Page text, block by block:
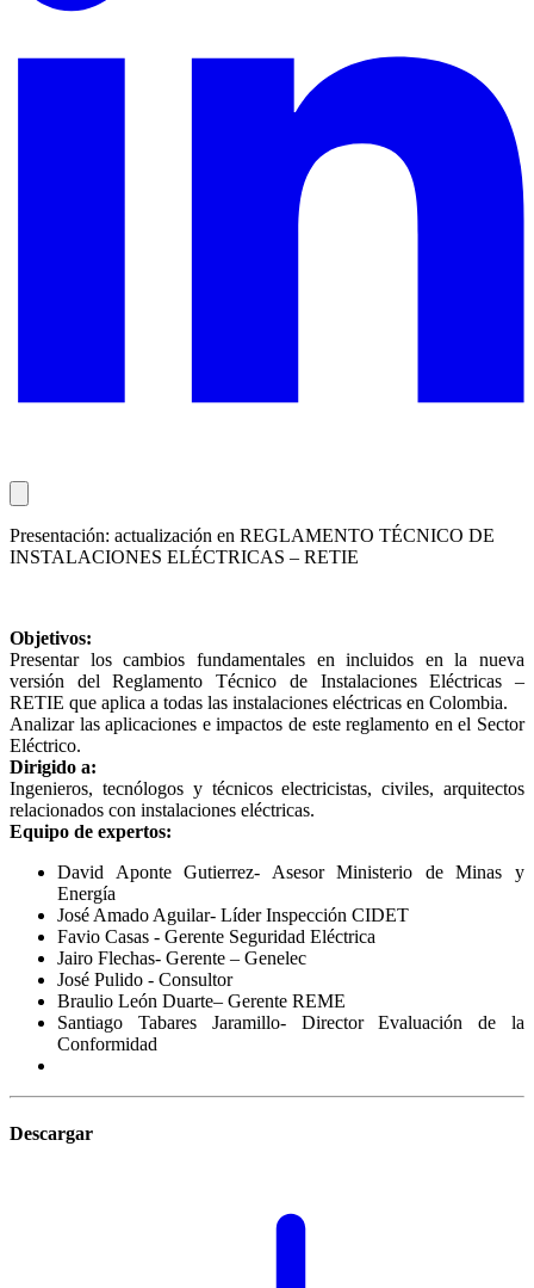
Presentación: actualización en REGLAMENTO TÉCNICO DE
INSTALACIONES ELÉCTRICAS – RETIE
Objetivos:
Presentar los cambios fundamentales en incluidos en la nueva
versión del Reglamento Técnico de Instalaciones Eléctricas –
RETIE que aplica a todas las instalaciones eléctricas en Colombia.
Analizar las aplicaciones e impactos de este reglamento en el Sector
Eléctrico.
Dirigido a:
Ingenieros, tecnólogos y técnicos electricistas, civiles, arquitectos
relacionados con instalaciones eléctricas.
Equipo de expertos:
David Aponte Gutierrez- Asesor Ministerio de Minas y
Energía
José Amado Aguilar- Líder Inspección CIDET
Favio Casas - Gerente Seguridad Eléctrica
Jairo Flechas- Gerente – Genelec
José Pulido - Consultor
Braulio León Duarte– Gerente REME
Santiago Tabares Jaramillo- Director Evaluación de la
Conformidad
Descargar